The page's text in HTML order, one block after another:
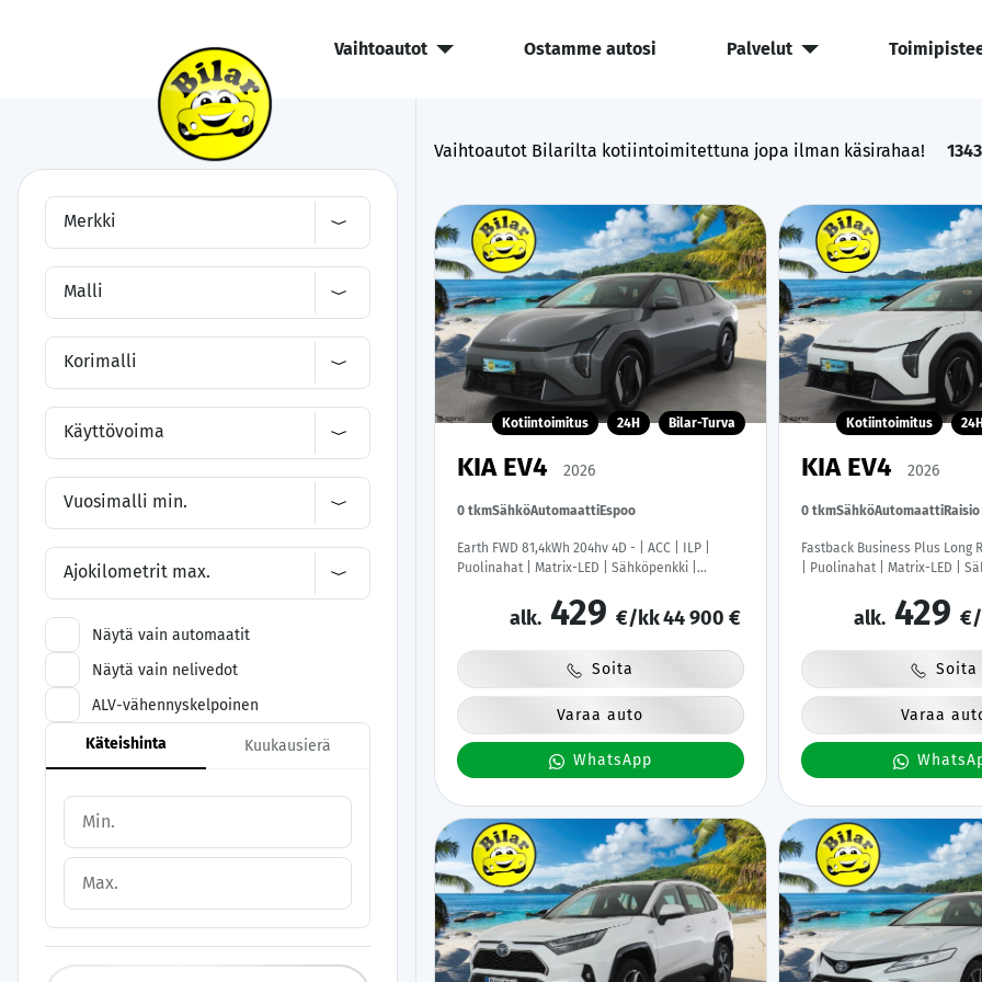
Vaihtoautot Ostamme autosi Palvelut
Merkki
Malli
Korimalli
Käyttövoima
Vuosimalli min.
Ajokilometrit max.
Näytä vain automaatit
Näytä vain nelivedot
ALV-vähennyskelpoinen
Käteishinta Kuukausierä
Vaihtoautot Bilarilta kotiintoimitettuna jopa ilman käsirahaa! 1343
Kotiintoimitus 24H Bilar-Turva
KIA EV4 2026
0 tkmSähköAutomaattiEspoo
Earth FWD 81,4kWh 204hv 4D - | ACC | ILP |
Puolinahat | Matrix-LED | Sähköpenkki |
| Apple & Android | Tehdastakuu! |
alk. 429 €/kk44 900 €
Soita
Varaa auto
WhatsApp
Kotiintoimitus
KIA EV4 2026
0 tkmSähköAutomaattiRaisio
Fastback Business Plus Long
| Puolinahat | Matrix-LED |
| Apple & Android |
alk. 429
Soita
Varaa